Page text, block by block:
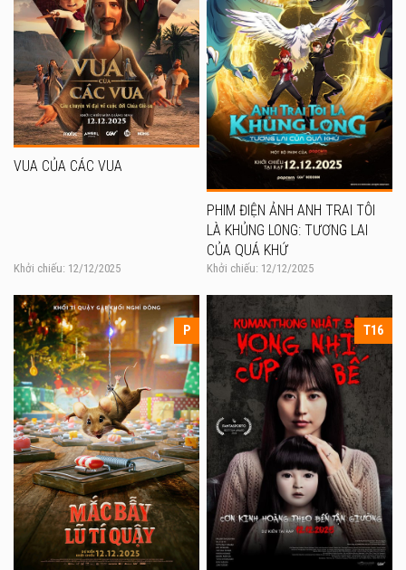
VUA CỦA CÁC VUA
Khởi chiếu: 12/12/2025
PHIM ĐIỆN ẢNH ANH TRAI TÔI
LÀ KHỦNG LONG: TƯƠNG LAI
CỦA QUÁ KHỨ
Khởi chiếu: 12/12/2025
P T16